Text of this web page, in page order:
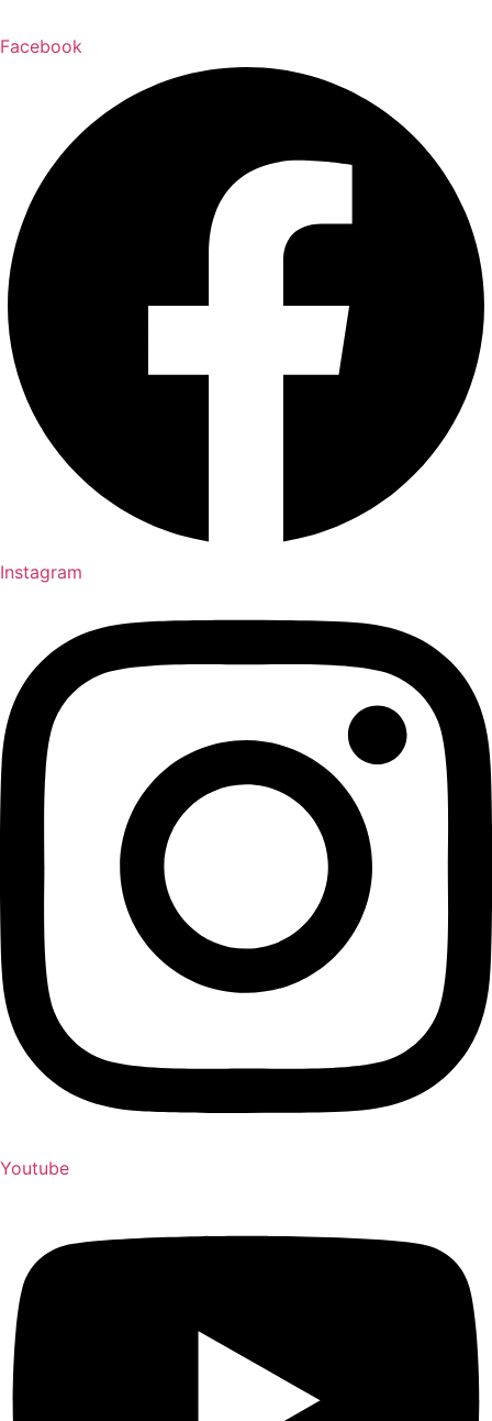
Facebook
Instagram
Youtube